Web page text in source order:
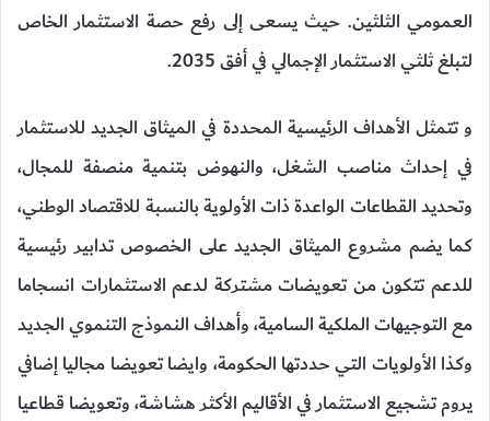
العمومي الثلثين. حيث يسعى إلى رفع حصة الاستثمار الخاص
لتبلغ ثلثي الاستثمار الإجمالي في أفق 2035.
و تتمثل الأهداف الرئيسية المحددة في الميثاق الجديد للاستثمار
في إحداث مناصب الشغل، والنهوض بتنمية منصفة للمجال،
وتحديد القطاعات الواعدة ذات الأولوية بالنسبة للاقتصاد الوطني،
كما يضم مشروع الميثاق الجديد على الخصوص تدابير رئيسية
للدعم تتكون من تعويضات مشتركة لدعم الاستثمارات انسجاما
مع التوجيهات الملكية السامية، وأهداف النموذج التنموي الجديد
وكذا الأولويات التي حددتها الحكومة، وايضا تعويضا مجاليا إضافي
يروم تشجيع الاستثمار في الأقاليم الأكثر هشاشة، وتعويضا قطاعيا